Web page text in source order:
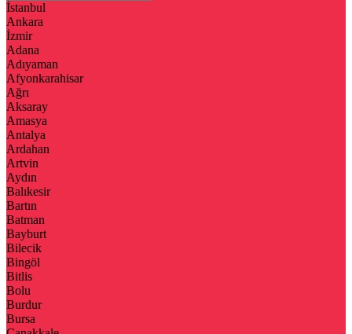
İstanbul
Ankara
İzmir
Adana
Adıyaman
Afyonkarahisar
Ağrı
Aksaray
Amasya
Antalya
Ardahan
Artvin
Aydın
Balıkesir
Bartın
Batman
Bayburt
Bilecik
Bingöl
Bitlis
Bolu
Burdur
Bursa